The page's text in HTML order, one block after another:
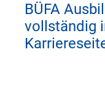
BÜFA
vollständig